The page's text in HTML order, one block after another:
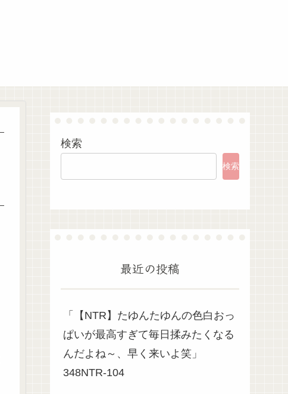
検索
検索
最近の投稿
「【NTR】たゆんたゆんの色白おっ
ぱいが最高すぎて毎日揉みたくなる
んだよね～、早く来いよ笑」
348NTR-104